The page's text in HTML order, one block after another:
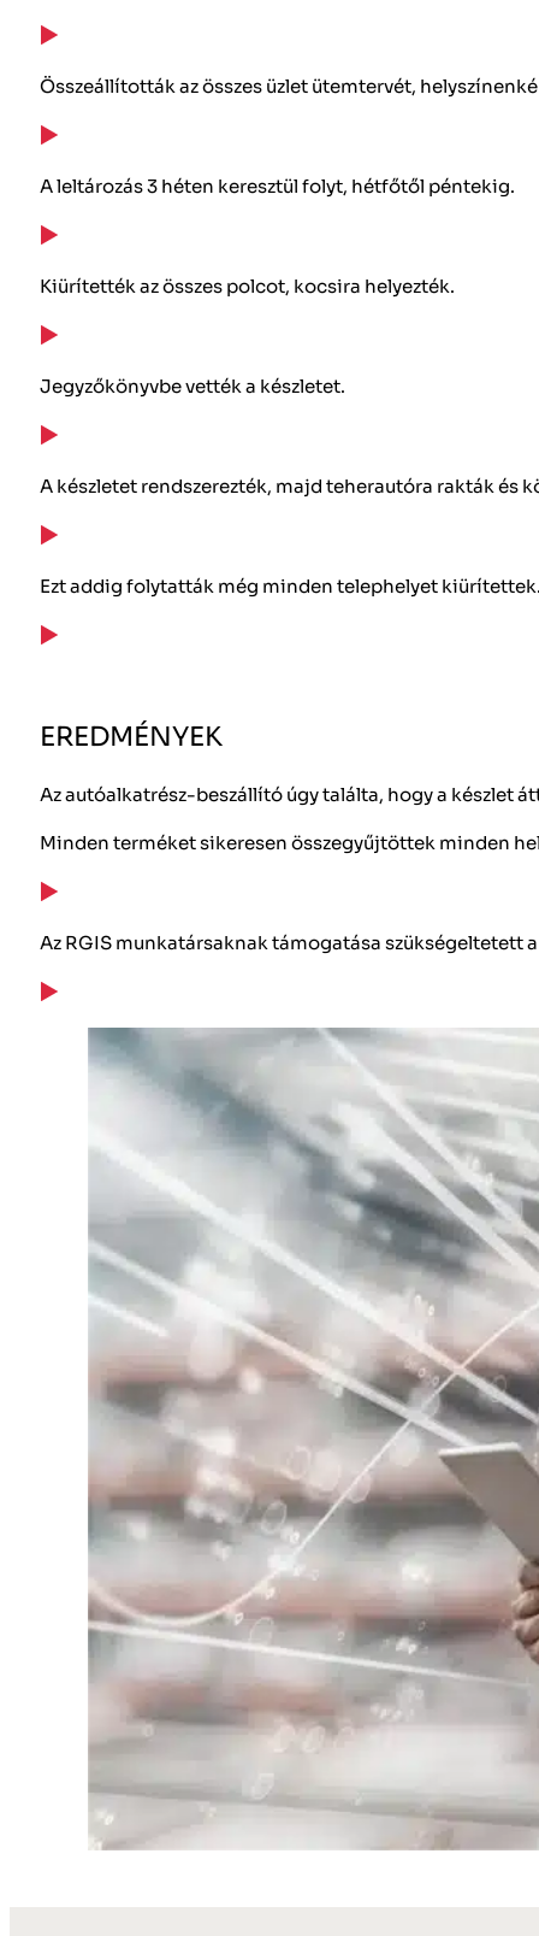
Összeállították az összes üzlet ütemtervét,
A leltározás 3 héten keresztül folyt, hétfőtől péntekig.
Kiürítették az összes polcot, kocsira helyezték.
Jegyzőkönyvbe vették a készletet.
A készletet rendszerezték, majd teherautóra rakták és
Ezt addig folytatták még minden telephelyet
EREDMÉNYEK
Az autóalkatrész-beszállító úgy találta, hogy a készlet
Minden terméket sikeresen összegyűjtöttek minden
Az RGIS munkatársaknak támogatása szükségeltetett